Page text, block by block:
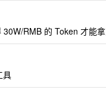
RMB 的 Token 才能
具